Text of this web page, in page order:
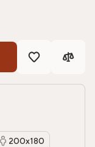
200х180